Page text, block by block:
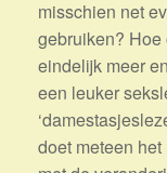
misschien net
gebruiken?
eindelijk meer
een leuker
doet meteen